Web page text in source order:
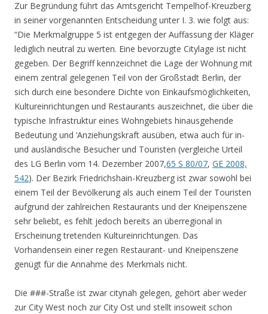
Zur Begründung führt das Amtsgericht Tempelhof-Kreuzberg
in seiner vorgenannten Entscheidung unter I. 3. wie folgt aus:
“Die Merkmalgruppe 5 ist entgegen der Auffassung der Kläger
lediglich neutral zu werten. Eine bevorzugte Citylage ist nicht
gegeben. Der Begriff kennzeichnet die Lage der Wohnung mit
einem zentral gelegenen Teil von der Großstadt Berlin, der
sich durch eine besondere Dichte von Einkaufsmöglichkeiten,
Kultureinrichtungen und Restaurants auszeichnet, die über die
typische Infrastruktur eines Wohngebiets hinausgehende
Bedeutung und ‘Anziehungskraft ausüben, etwa auch für in-
und ausländische Besucher und Touristen (vergleiche Urteil
des LG Berlin vom 14. Dezember 2007,65 S 80/07, GE 2008,
542). Der Bezirk Friedrichshain-Kreuzberg ist zwar sowohl bei
einem Teil der Bevölkerung als auch einem Teil der Touristen
aufgrund der zahlreichen Restaurants und der Kneipenszene
sehr beliebt, es fehlt jedoch bereits an überregional in
Erscheinung tretenden Kultureinrichtungen. Das
Vorhandensein einer regen Restaurant- und Kneipenszene
genügt für die Annahme des Merkmals nicht.
Die ###-Straße ist zwar citynah gelegen, gehört aber weder
zur City West noch zur City Ost und stellt insoweit schon